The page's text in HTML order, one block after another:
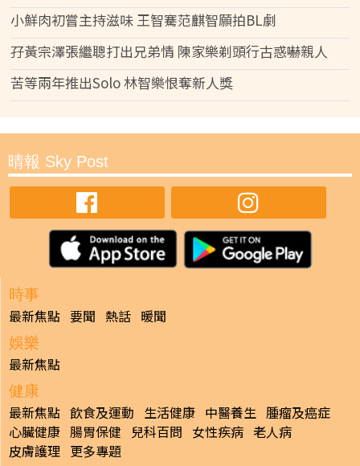
小鮮肉初嘗主持滋味 王智騫范麒智願拍BL劇
孖黃宗澤張繼聰打出兄弟情 陳家樂剃頭行古惑嚇親人
苦等兩年推出Solo 林智樂恨奪新人獎
晴報 Sky Post
時事
最新焦點 要聞 熱話 暖聞
娛樂
最新焦點
健康
最新焦點 飲食及運動 生活健康 中醫養生 腫瘤及癌症
心臟健康 腸胃保健 兒科百問 女性疾病 老人病
皮膚護理 更多專題